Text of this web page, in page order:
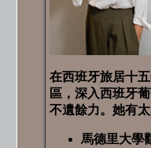
在西班牙旅居十
區，深入西班牙
不遺餘力。她有
馬德里大學